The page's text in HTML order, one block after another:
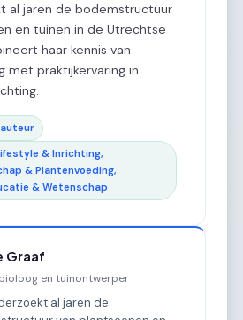
al jaren de bodemstructuur
en tuinen in de Utrechtse
haar kennis van
met praktijkervaring in
& Inrichting,
& Plantenvoeding,
& Wetenschap
Graaf
en tuinontwerper
al jaren de